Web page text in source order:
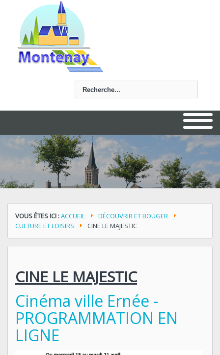
VOUS ÊTES ICI :ACCUEIL
DÉCOUVRIR ET BOUGER
CULTURE ET LOISIRS
CINE LE MAJESTIC
CINE LE MAJESTIC
Cinéma ville Ernée -
PROGRAMMATION EN
LIGNE